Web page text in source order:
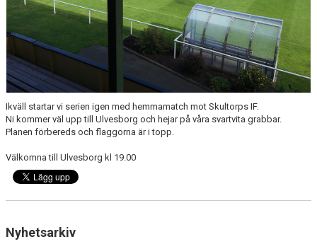
Ikväll startar vi serien igen med hemmamatch mot Skultorps IF.
Ni kommer väl upp till Ulvesborg och hejar på våra svartvita grabbar.
Planen förbereds och flaggorna är i topp.
Välkomna till Ulvesborg kl 19.00
Nyhetsarkiv